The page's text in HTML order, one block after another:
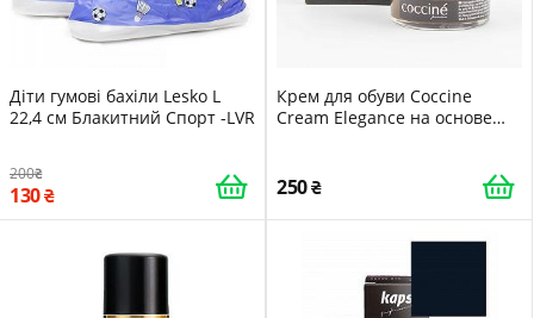
Діти гумові бахіли Lesko L
22,4 см Блакитний Спорт -LVR
200
130
Крем для обуви Coccine
Cream Elegance на основе
250